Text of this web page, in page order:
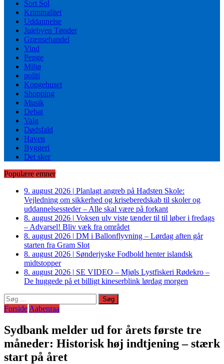
Sort Sol
Kriminalitet
Uddannelse
Julebyen Tønder
Grænsehandel
Vind
Penge
Miljø
politi
Kongehuset
Shopping
Musik
Debat
Valg
Dødsfald
Haven
Byggeri
Det sker
Populære emner
9. august 2026 | Planlagt angreb på Hadsten Skole:
Vejledning om sikkerhed og kriseberedskab til skoler og
uddannelsessteder – Alle skal være på forkant
8. august 2026 | Voksen ulv viste tænder til til løber i fredags
– Advarsel! Bliv væk fra området
8. august 2026 | DM i Ballonflyvning – Lørdag aften går
starten fra Gram Slot
8. august 2026 | Sønderjyske Fodbold henter islandsk
midtstopper
8. august 2026 | SE VIDEO – Mjøls Lystfiskeri Rødekro –
De huggede på et billigt kineserblink lørdag morgen
Søg
efter:
Forside Aabenraa
Sydbank melder ud for årets første tre
måneder: Historisk høj indtjening – stærk
start på året